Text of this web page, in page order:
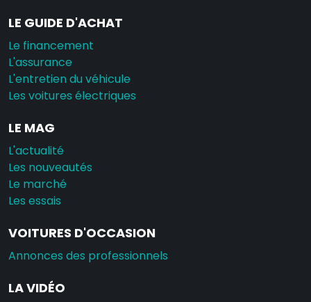
LE GUIDE D'ACHAT
Le financement
L'assurance
L'entretien du véhicule
Les voitures électriques
LE MAG
L'actualité
Les nouveautés
Le marché
Les essais
VOITURES D'OCCASION
Annonces des professionnels
LA VIDÉO